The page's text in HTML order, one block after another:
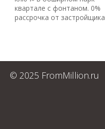
квартале с фонтаном. 0%
рассрочка от застройщика
© 2025 FromMillion.ru